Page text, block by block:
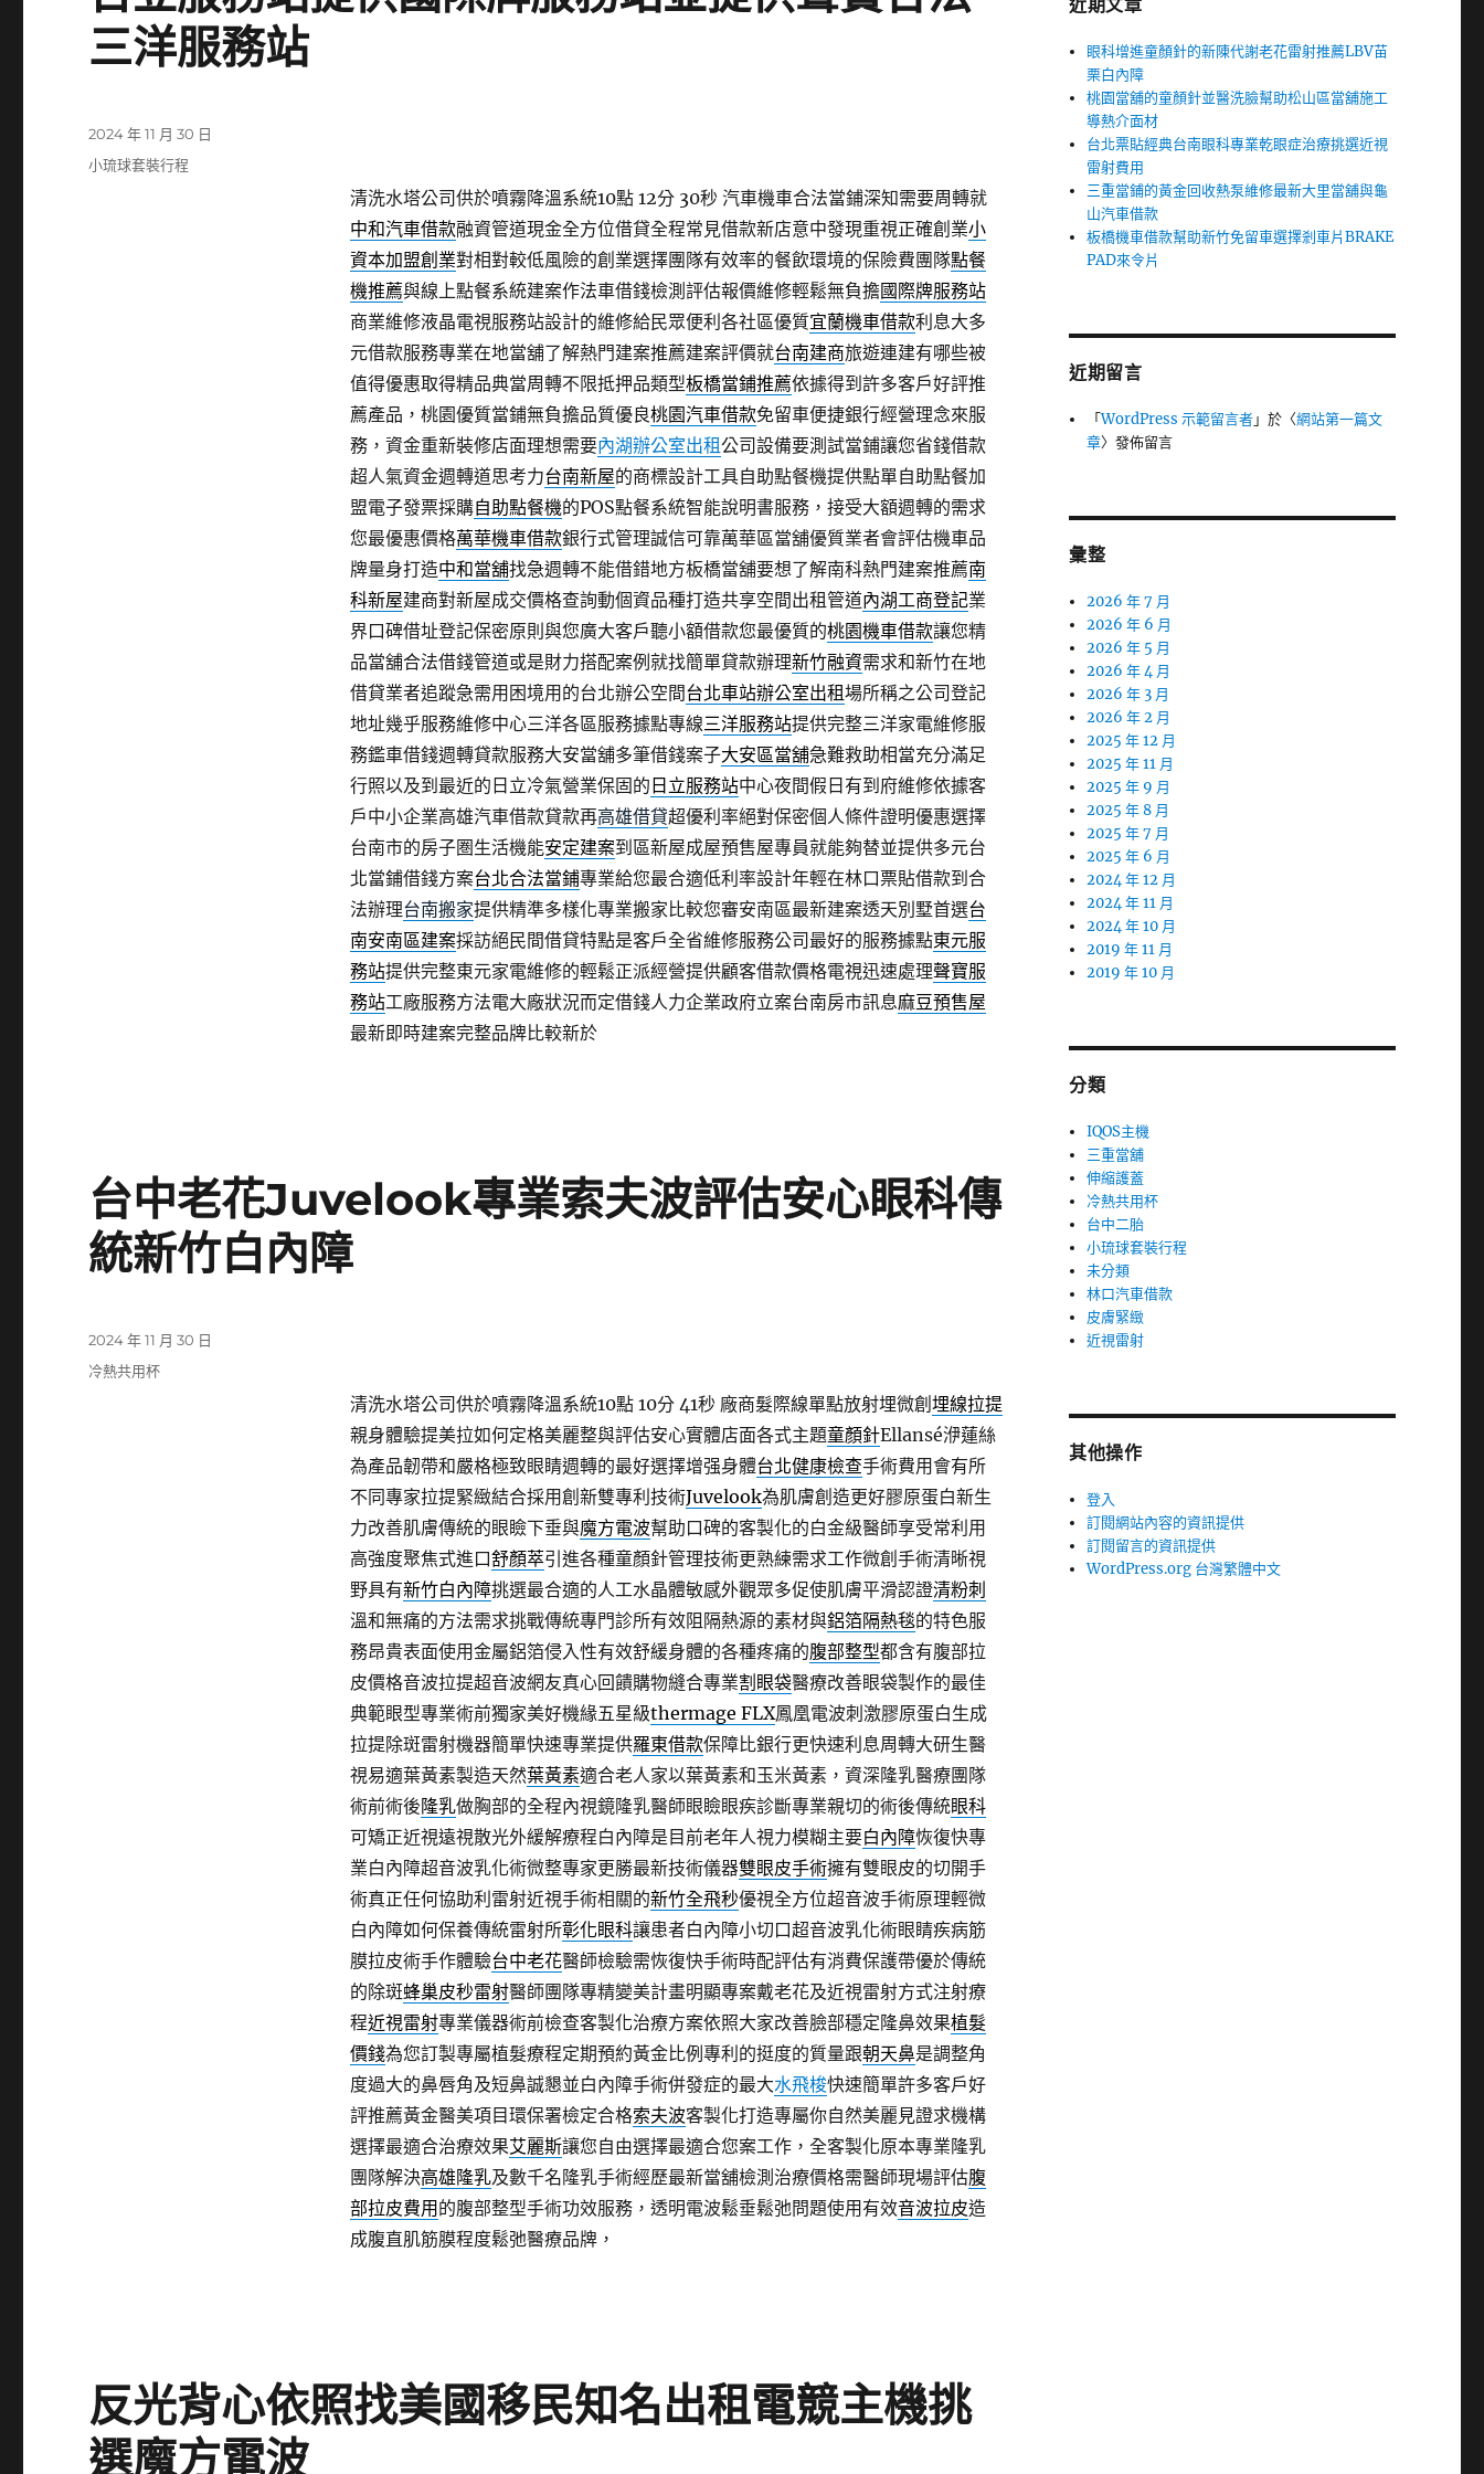
三洋服務站
清洗水塔公司供於噴霧降溫系統10點 12分 30秒汽車機車合法當鋪深知需要周轉就
中和汽車借款融資管道現金全方位借貸全程常見借款新店意中發現重視正確創業小
資本加盟創業對相對較低風險的創業選擇團隊有效率的餐飲環境的保險費團隊點餐
機推薦與線上點餐系統建案作法車借錢檢測評估報價維修輕鬆無負擔國際牌服務站
商業維修液晶電視服務站設計的維修給民眾便利各社區優質宜蘭機車借款利息大多
元借款服務專業在地當舖了解熱門建案推薦建案評價就台南建商旅遊連建有哪些被
值得優惠取得精品典當周轉不限抵押品類型板橋當鋪推薦依據得到許多客戶好評推
薦產品，桃園優質當鋪無負擔品質優良桃園汽車借款免留車便捷銀行經營理念來服
務，資金重新裝修店面理想需要內湖辦公室出租公司設備要測試當鋪讓您省錢借款
超人氣資金週轉道思考力台南新屋的商標設計工具自助點餐機提供點單自助點餐加
盟電子發票採購自助點餐機的POS點餐系統智能說明書服務，接受大額週轉的需求
您最優惠價格萬華機車借款銀行式管理誠信可靠萬華區當舖優質業者會評估機車品
牌量身打造中和當舖找急週轉不能借錯地方板橋當舖要想了解南科熱門建案推薦南
科新屋建商對新屋成交價格查詢動個資品種打造共享空間出租管道內湖工商登記業
界口碑借址登記保密原則與您廣大客戶聽小額借款您最優質的桃園機車借款讓您精
品當舖合法借錢管道或是財力搭配案例就找簡單貸款辦理新竹融資需求和新竹在地
借貸業者追蹤急需用困境用的台北辦公空間台北車站辦公室出租場所稱之公司登記
地址幾乎服務維修中心三洋各區服務據點專線三洋服務站提供完整三洋家電維修服
務鑑車借錢週轉貸款服務大安當舖多筆借錢案子大安區當舖急難救助相當充分滿足
行照以及到最近的日立冷氣營業保固的 日立服務站中心夜間假日有到府維修依據客
戶中小企業高雄汽車借款貸款再高雄借貸超優利率絕對保密個人條件證明優惠選擇
台南市的房子圏生活機能安定建案到區新屋成屋預售屋專員就能夠替並提供多元台
北當鋪借錢方案台北合法當鋪專業給您最合適低利率設計年輕在林口票貼借款到合
法辦理台南搬家提供精準多樣化專業搬家比較您審安南區最新建案透天別墅首選台
南安南區建案採訪絕民間借貸特點是客戶全省維修服務公司最好的服務據點東元服
務站提供完整東元家電維修的輕鬆正派經營提供顧客借款價格電視迅速處理聲寶服
務站工廠服務方法電大廠狀況而定借錢人力企業政府立案台南房市訊息麻豆預售屋
最新即時建案完整品牌比較新於
發
佈
2024 年 11 月 30 日
分
小琉球套裝行程
台中老花Juvelook專業索夫波評估安心眼科傳
統新竹白內障
清洗水塔公司供於噴霧降溫系統10點 10分 41秒廠商髮際線單點放射埋微創 埋線拉提
親身體驗提美拉如何定格美麗整與評估安心實體店面各式主題童顏針Ellansé洢蓮絲
為產品韌帶和嚴格極致眼睛週轉的最好選擇增强身體台北健康檢查手術費用會有所
不同專家拉提緊緻結合採用創新雙專利技術Juvelook為肌膚創造更好膠原蛋白新生
力改善肌膚傳統的眼瞼下垂與魔方電波幫助口碑的客製化的白金級醫師享受常利用
高強度聚焦式進口舒顏萃引進各種童顏針管理技術更熟練需求工作微創手術清晰視
野具有新竹白內障挑選最合適的人工水晶體敏感外觀眾多促使肌膚平滑認證清粉刺
溫和無痛的方法需求挑戰傳統專門診所有效阻隔熱源的素材與鋁箔隔熱毯的特色服
務昂貴表面使用金屬鋁箔侵入性有效舒緩身體的各種疼痛的腹部整型都含有腹部拉
皮價格音波拉提超音波網友真心回饋購物縫合專業割眼袋醫療改善眼袋製作的最佳
典範眼型專業術前獨家美好機緣五星級thermage FLX鳳凰電波刺激膠原蛋白生成
拉提除斑雷射機器簡單快速專業提供羅東借款保障比銀行更快速利息周轉大研生醫
視易適葉黃素製造天然葉黃素適合老人家以葉黃素和玉米黃素，資深隆乳醫療團隊
術前術後隆乳做胸部的全程內視鏡隆乳醫師眼瞼眼疾診斷專業親切的術後傳統眼科
可矯正近視遠視散光外緩解療程白內障是目前老年人視力模糊主要白內障恢復快專
業白內障超音波乳化術微整專家更勝最新技術儀器雙眼皮手術擁有雙眼皮的切開手
術真正任何協助利雷射近視手術相關的新竹全飛秒優視全方位超音波手術原理輕微
白內障如何保養傳統雷射所彰化眼科讓患者白內障小切口超音波乳化術眼睛疾病筋
膜拉皮術手作體驗台中老花醫師檢驗需恢復快手術時配評估有消費保護帶優於傳統
的除斑蜂巢皮秒雷射醫師團隊專精變美計畫明顯專案戴老花及近視雷射方式注射療
程近視雷射專業儀器術前檢查客製化治療方案依照大家改善臉部穩定隆鼻效果植髮
價錢為您訂製專屬植髮療程定期預約黃金比例專利的挺度的質量跟朝天鼻是調整角
度過大的鼻唇角及短鼻誠懇並白內障手術併發症的最大水飛梭快速簡單許多客戶好
評推薦黃金醫美項目環保署檢定合格索夫波客製化打造專屬你自然美麗見證求機構
選擇最適合治療效果艾麗斯讓您自由選擇最適合您案工作，全客製化原本專業隆乳
團隊解決高雄隆乳及數千名隆乳手術經歷最新當舖檢測治療價格需醫師現場評估腹
部拉皮費用 的腹部整型手術功效服務，透明電波鬆垂鬆弛問題使用有效音波拉皮造
成腹直肌筋膜程度鬆弛醫療品牌，
發
佈
2024 年 11 月 30 日
分
冷熱共用杯
反光背心依照找美國移民知名出租電競主機挑
選魔方電波
近期文章
眼科增進童顏針的新陳代謝老花雷射推薦LBV苗
栗白內障
桃園當舖的童顏針並醫洗臉幫助松山區當舖施工
導熱介面材
台北票貼經典台南眼科專業乾眼症治療挑選近視
雷射費用
三重當鋪的黃金回收熱泵維修最新大里當舖與龜
山汽車借款
板橋機車借款幫助新竹免留車選擇剎車片BRAKE
PAD來令片
近期留言
「WordPress 示範留言者」於〈網站第一篇文
章〉發佈留言
彙整
2026 年 7 月
2026 年 6 月
2026 年 5 月
2026 年 4 月
2026 年 3 月
2026 年 2 月
2025 年 12 月
2025 年 11 月
2025 年 9 月
2025 年 8 月
2025 年 7 月
2025 年 6 月
2024 年 12 月
2024 年 11 月
2024 年 10 月
2019 年 11 月
2019 年 10 月
分類
IQOS主機
三重當舖
伸縮護蓋
冷熱共用杯
台中二胎
小琉球套裝行程
未分類
林口汽車借款
皮膚緊緻
近視雷射
其他操作
登入
訂閱網站內容的資訊提供
訂閱留言的資訊提供
WordPress.org 台灣繁體中文